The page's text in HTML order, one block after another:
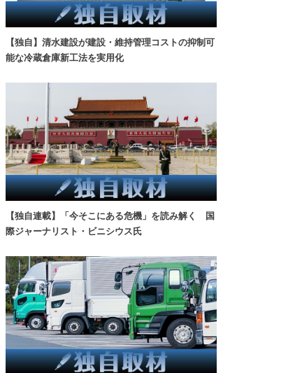
【独自】清水建設が建設・維持管理コストの抑制可
能な冷蔵倉庫新工法を実用化
【独自連載】「今そこにある危機」を読み解く 国
際ジャーナリスト・ビニシウス氏